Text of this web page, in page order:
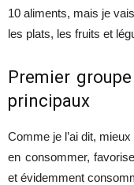
10 aliments, mais je
les plats, les fruits et
Premier
principaux
Comme je l’ai dit,
en consommer,
et évidemment